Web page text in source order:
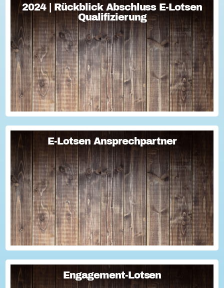
2024 | Rückblick Abschluss E-Lotsen
Qualifizierung
2024 | Rückblick Abschluss E-Lotsen
Qualifizierung
...
E-Lotsen Ansprechpartner
E-Lotsen Ansprechpartner
Teaser E-Lotsen Ansprechpartner...
Engagement-Lotsen
Engagement-Lotsen